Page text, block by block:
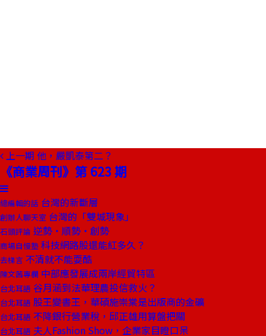
上一期 他，嚴凱泰第二？
《商業周刊》第 623 期
總編輯的話 台灣的新斷層
創辦人聊天室 台灣的「雙城現象」
石頭評論 逆勢‧順勢‧創勢
商場自慢塾 科技網路股還能紅多久？
去梯言 不清就不能耍酷
陳文茜專欄 中部應發展成兩岸經貿特區
台北耳語 谷月涵到法華理農投信救火？
台北耳語 股王變書王，華碩施崇棠是出版商的金礦
台北耳語 不降銀行營業稅，邱正雄用算盤把關
台北耳語 夫人Fashion Show，企業家目瞪口呆